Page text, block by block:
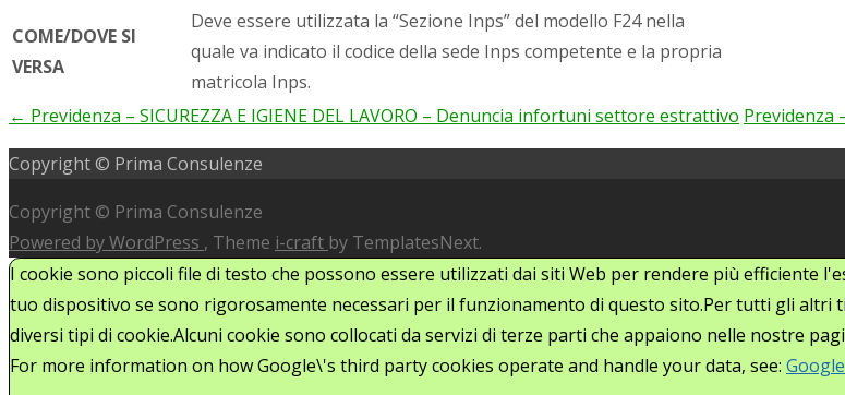
COME/DOVE SI
VERSA
Deve essere utilizzata la “Sezione Inps” del modello F24 nella
quale va indicato il codice della sede Inps competente e la propria
matricola Inps.
Post
navigation
← Previdenza – SICUREZZA E IGIENE DEL LAVORO – Denuncia infortuni settore estrattivo Previdenza
Copyright © Prima Consulenze
Copyright © Prima Consulenze
Powered by WordPress , Theme i-craft by TemplatesNext.
I cookie sono piccoli file di testo che possono essere utilizzati dai siti Web per rendere più efficiente
tuo dispositivo se sono rigorosamente necessari per il funzionamento di questo sito.Per tutti gli altri
diversi tipi di cookie.Alcuni cookie sono collocati da servizi di terze parti che appaiono nelle nostre
For more information on how Google\'s third party cookies operate and handle your data, see: